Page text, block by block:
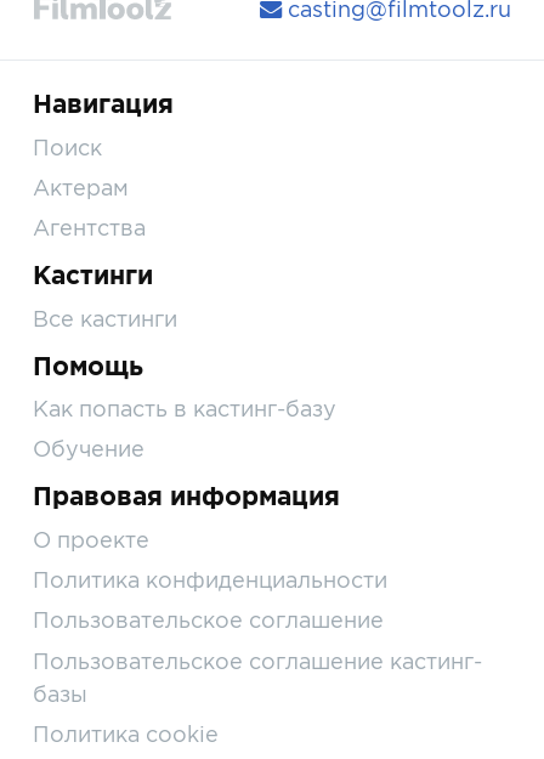
casting@filmtoolz.ru
Навигация
Поиск
Актерам
Агентства
Кастинги
Все кастинги
Помощь
Как попасть в кастинг-базу
Обучение
Правовая информация
О проекте
Политика конфиденциальности
Пользовательское соглашение
Пользовательское соглашение кастинг-
базы
Политика cookie